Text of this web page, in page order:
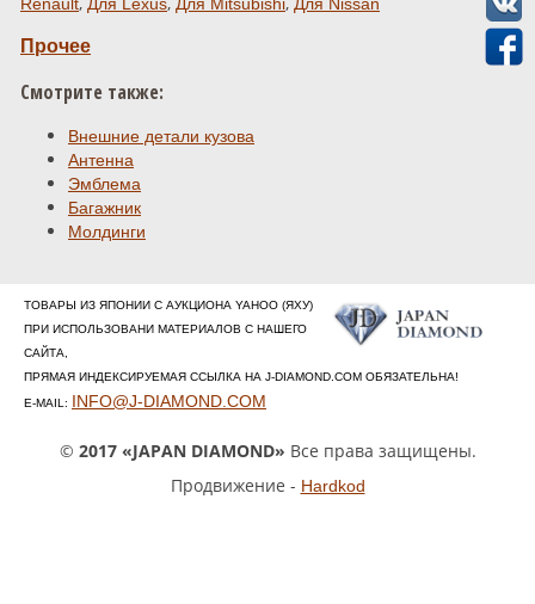
Прочее
Смотрите также:
Внешние детали кузова
Антенна
Эмблема
Багажник
Молдинги
ТОВАРЫ ИЗ ЯПОНИИ С АУКЦИОНА YAHOO (ЯХУ)
ПРИ ИСПОЛЬЗОВАНИ МАТЕРИАЛОВ С НАШЕГО
САЙТА,
ПРЯМАЯ ИНДЕКСИРУЕМАЯ ССЫЛКА НА J-DIAMOND.COM ОБЯЗАТЕЛЬНА!
E-MAIL: INFO@J-DIAMOND.COM
© 2017 «JAPAN DIAMOND» Все права защищены.
Продвижение - Hardkod